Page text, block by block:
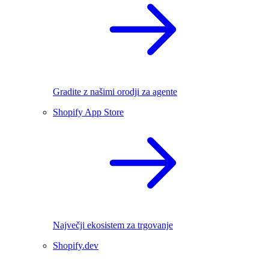
Gradite z našimi orodji za agente
Shopify App Store
Največji ekosistem za trgovanje
Shopify.dev